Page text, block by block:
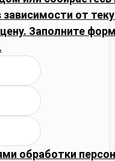
от
Заполните
обработки